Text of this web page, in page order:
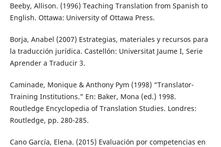
Beeby, Allison. (1996) Teaching Translation from Spanish to
English. Ottawa: University of Ottawa Press.
Borja, Anabel (2007) Estrategias, materiales y recursos para
la traducción jurídica. Castellón: Universitat Jaume I, Serie
Aprender a Traducir 3.
Caminade, Monique & Anthony Pym (1998) “Translator-
Training Institutions.” En: Baker, Mona (ed.) 1998.
Routledge Encyclopedia of Translation Studies. Londres:
Routledge, pp. 280-285.
Cano García, Elena. (2015) Evaluación por competencias en